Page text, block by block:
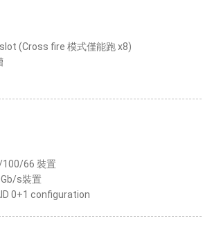
(Cross fire 模式僅能跑 x8)
100/66 裝置
s裝置
0+1 configuration